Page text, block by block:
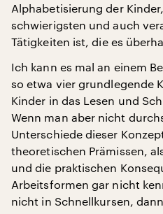
Alphabetisierung der
schwierigsten und auch
Tätigkeiten ist, die es
Ich kann es mal an einem
so etwa vier grundlegende
Kinder in das Lesen und
Wenn man aber nicht
Unterschiede dieser
theoretischen Prämissen,
und die praktischen
Arbeitsformen gar nicht
nicht in Schnellkursen,